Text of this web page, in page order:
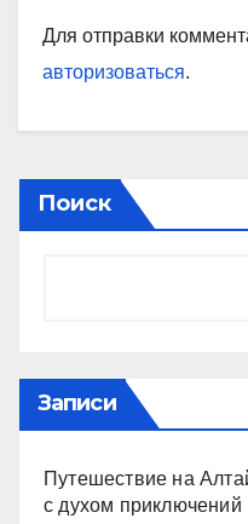
Для отправки
авторизоваться.
Поиск
Записи
Путешествие на
с духом приключений